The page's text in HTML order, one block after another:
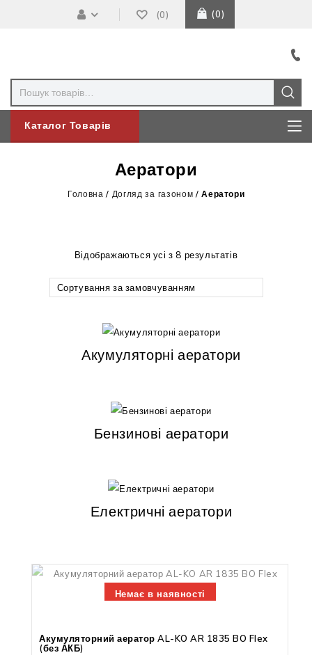
0 0
Каталог Товарів
Аератори
Головна / Догляд за газоном /Аератори
Відображаються усі з 8 результатів
Сортування за замовчуванням
Акумуляторні аератори
Бензинові аератори
Електричні аератори
Немає в наявності
Акумуляторний аератор AL-KO AR 1835 BO Flex
(без АКБ)